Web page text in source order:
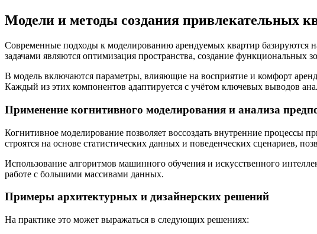
Модели и методы создания привлекательных
Современные подходы к моделированию арендуемых квартир базируются
задачами являются оптимизация пространства, создание функциональных
В модель включаются параметры, влияющие на восприятие и комфорт
Каждый из этих компонентов адаптируется с учётом ключевых выводов
Применение когнитивного моделирования и анализа
Когнитивное моделирование позволяет воссоздать внутренние процессы
строятся на основе статистических данных и поведенческих сценариев,
Использование алгоритмов машинного обучения и искусственного
работе с большими массивами данных.
Примеры архитектурных и дизайнерских решений
На практике это может выражаться в следующих решениях: